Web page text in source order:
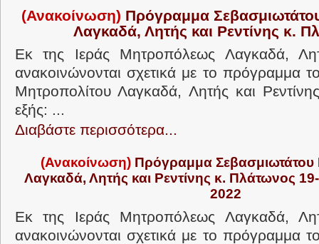
(Ανακοίνωση) Πρόγραμμα
Λαγκαδά, Λητής και Ρεντίνης κ.
Εκ της Ιεράς Μητροπόλεως Λαγκαδά,
ανακοινώνονται σχετικά με το πρόγραμμα
Μητροπολίτου Λαγκαδά, Λητής και
εξής: ...
Διαβάστε περισσότερα...
(Ανακοίνωση)Πρόγραμμα Σεβασμιωτάτου
Λαγκαδά, Λητής και Ρεντίνης κ. Πλάτωνος
2022
Εκ της Ιεράς Μητροπόλεως Λαγκαδά,
ανακοινώνονται σχετικά με το πρόγραμμα